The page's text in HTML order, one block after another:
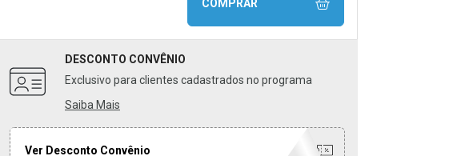
COMPRAR
DESCONTO CONVÊNIO
Exclusivo para clientes cadastrados no programa
Saiba Mais
Ver Desconto Convênio